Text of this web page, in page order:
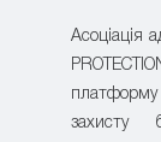
Асоціація
платформу
захисту